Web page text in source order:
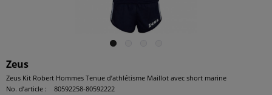
Zeus
Zeus Kit Robert Hommes Tenue d’athlétisme Maillot avec short marine
No. d’article :
80592258-80592222